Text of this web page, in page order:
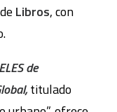
Libros, con
de
titulado